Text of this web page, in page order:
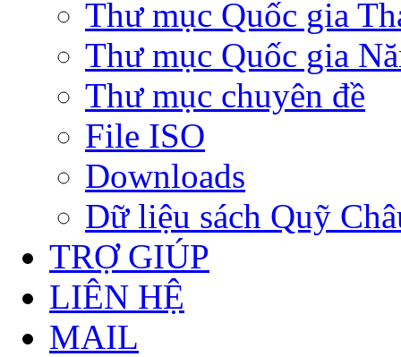
Thư mục Quốc gia
Thư mục Quốc gia
Thư mục chuyên đề
File ISO
Downloads
Dữ liệu sách Quỹ
TRỢ GIÚP
LIÊN HỆ
MAIL